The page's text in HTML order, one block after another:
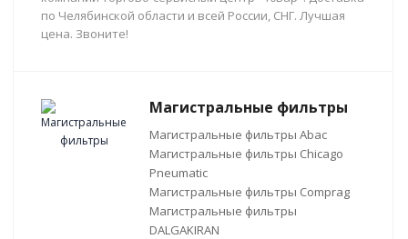
по Челябинской области и всей России, СНГ. Лучшая
цена. Звоните!
Магистральные фильтры
Магистральные фильтры Abac
Магистральные фильтры Chicago
Pneumatic
Магистральные фильтры Comprag
Магистральные фильтры
DALGAKIRAN